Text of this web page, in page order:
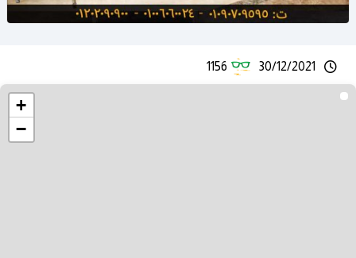
30/12/2021
1156
+
−